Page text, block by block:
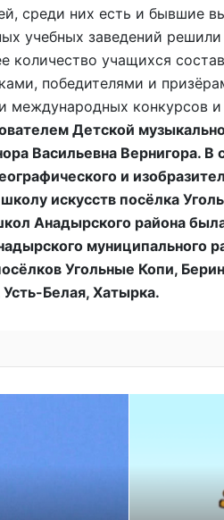
среди них есть и бывшие
учебных заведений
учащихся
победителями и
международных конкурсов и
Детской
Васильевна Вернигора. В
и
искусств посёлка
Анадырского района
муниципального
Угольные Копи,
Белая, Хатырка.